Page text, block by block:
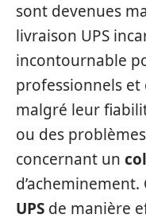
sont devenues
livraison UPS
incontournable
professionnels
malgré leur
ou des
concernant un
UPS de manière